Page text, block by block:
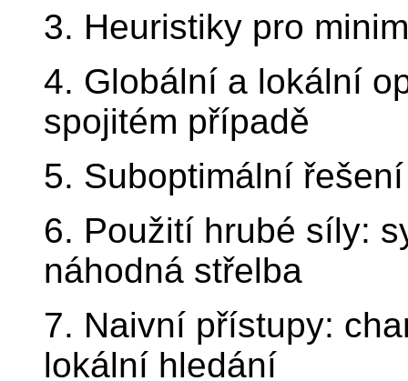
3. Heuristiky pro
4. Globální a lokální
spojitém případě
5. Suboptimální
6. Použití hrubé síly:
náhodná střelba
7. Naivní přístupy:
lokální hledání